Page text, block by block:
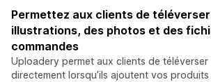
Permettez aux clients de
illustrations, des photos et des
commandes
Uploadery permet aux clients de téléverser
directement lorsqu’ils ajoutent vos produits